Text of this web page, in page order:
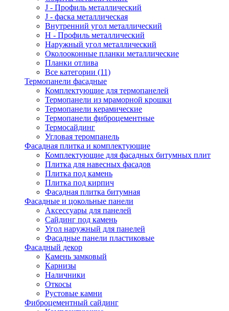
J - Профиль металлический
J - фаска металлическая
Внутренний угол металлический
Н - Профиль металлический
Наружный угол металлический
Околооконные планки металлические
Планки отлива
Все категории (11)
Термопанели фасадные
Комплектующие для термопанелей
Термопанели из мраморной крошки
Термопанели керамические
Термопанели фиброцементные
Термосайдинг
Угловая теромпанель
Фасадная плитка и комплектующие
Комплектующие для фасадных битумных плит
Плитка для навесных фасадов
Плитка под камень
Плитка под кирпич
Фасадная плитка битумная
Фасадные и цокольные панели
Аксессуары для панелей
Сайдинг под камень
Угол наружный для панелей
Фасадные панели пластиковые
Фасадный декор
Камень замковый
Карнизы
Наличники
Откосы
Рустовые камни
Фиброцементный сайдинг